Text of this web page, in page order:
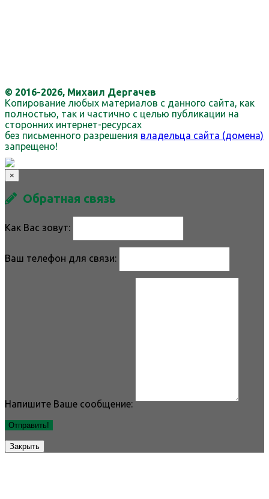
© 2016-2026, Михаил Дергачев
Копирование любых материалов с данного сайта, как
полностью, так и частично с целью публикации на
сторонних интернет-ресурсах
без письменного разрешения владельца сайта (домена)
запрещено!
×
Обратная связь
Как Вас зовут:
Ваш телефон для связи:
Напишите Ваше сообщение:
Отправить!
Закрыть